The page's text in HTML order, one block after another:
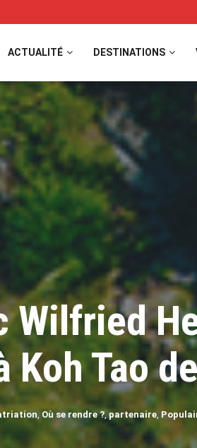
ACTUALITÉ DESTINATIONS
Wilfried
Koh Tao
, Où se rendre ?,partenaire,